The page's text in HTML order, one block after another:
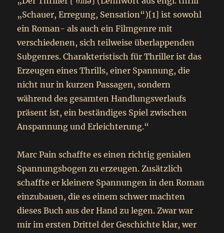
„Schauer, Erregung, Sensation“)[1] ist sowohl
ein Roman- als auch ein Filmgenre mit
verschiedenen, sich teilweise überlappenden
Subgenres. Charakteristisch für Thriller ist das
Erzeugen eines Thrills, einer Spannung, die
nicht nur in kurzen Passagen, sondern
während des gesamten Handlungsverlaufs
präsent ist, ein beständiges Spiel zwischen
Anspannung und Erleichterung.“
Marc Pain schaffte es einen richtig genialen
Spannungsbogen zu erzeugen. Zusätzlich
schaffte er kleinere Spannungen in den Roman
einzubauen, die es einem schwer machten
dieses Buch aus der Hand zu legen. Zwar war
mir im ersten Drittel der Geschichte klar, wer